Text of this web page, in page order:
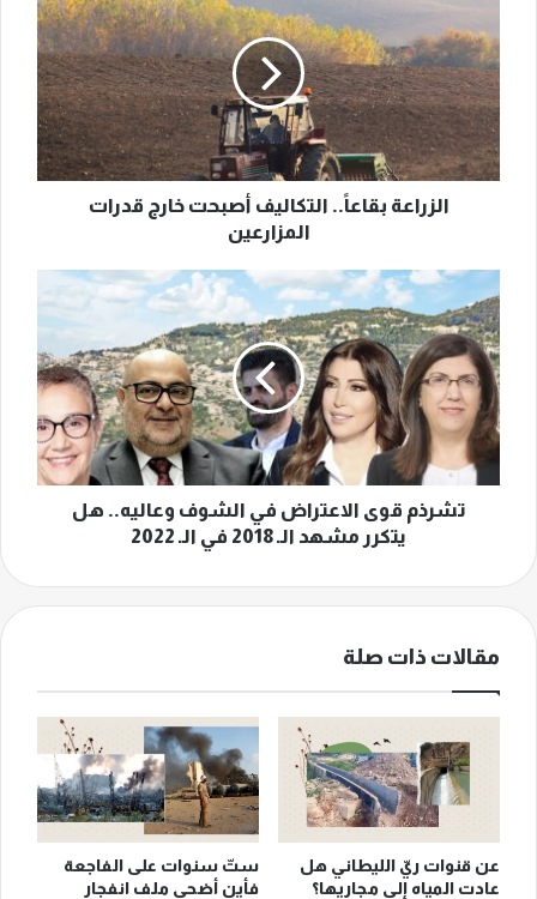
التكاليف
أصبحت
خارج
قدرات
المزارعين
الزراعة بقاعاً.. التكاليف أصبحت خارج قدرات
المزارعين
تشرذم
قوى
الاعتراض
في
الشوف
وعاليه..
هل
يتكرر
مشهد
الـ
2022
تشرذم قوى الاعتراض في الشوف وعاليه.. هل
يتكرر مشهد الـ 2018 في الـ 2022
مقالات ذات صلة
عن قنوات ريّ الليطاني هل
عادت المياه إلى مجاريها؟
ستّ سنوات على الفاجعة
فأين أضحى ملف انفجار